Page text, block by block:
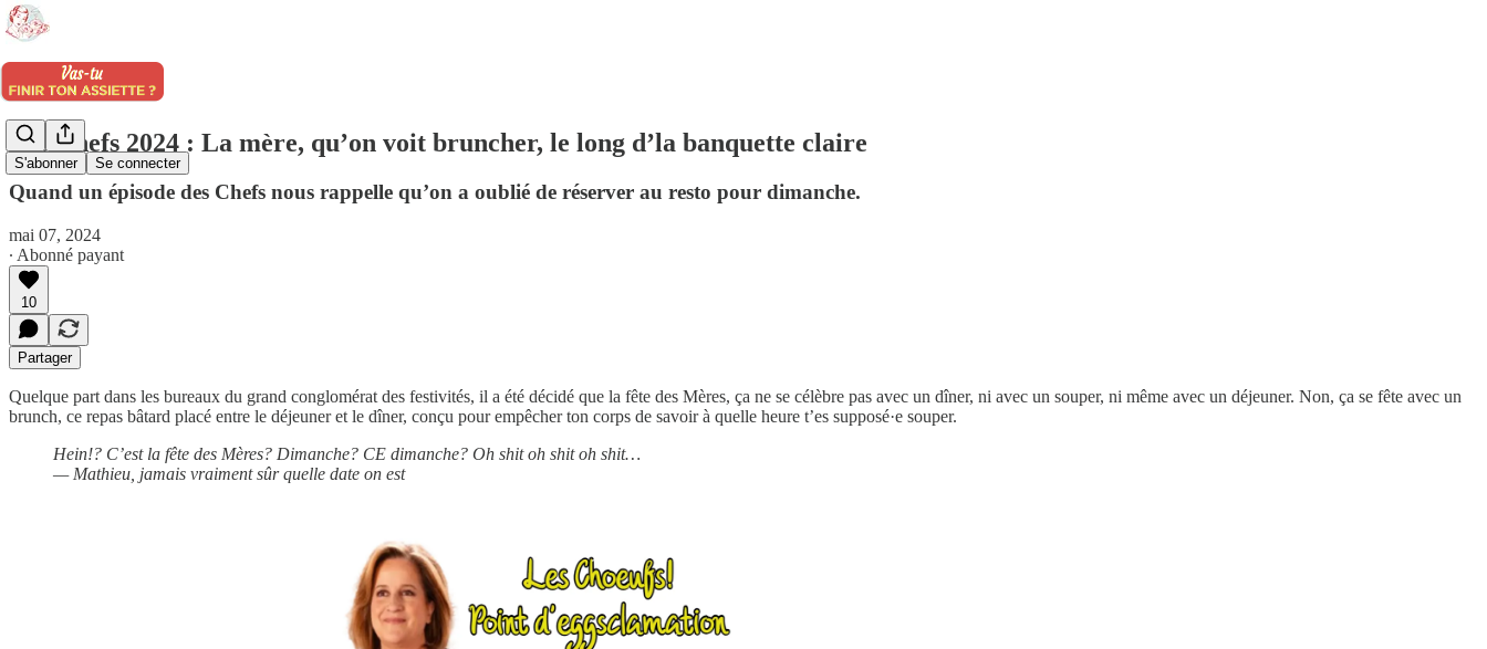
S'abonner Se connecter
Les Chefs 2024 : La mère, qu’on voit bruncher, le long d’la banquette claire
Quand un épisode des Chefs nous rappelle qu’on a oublié de réserver au resto pour dimanche.
mai 07, 2024
∙ Abonné payant
10
Partager
Quelque part dans les bureaux du grand conglomérat des festivités, il a été décidé que la fête des Mères, ça ne se célèbre pas avec un dîner, ni avec un souper, ni même avec un déjeuner. Non, ça se fête avec un
brunch, ce repas bâtard placé entre le déjeuner et le dîner, conçu pour empêcher ton corps de savoir à quelle heure t’es supposé·e souper.
Hein!? C’est la fête des Mères? Dimanche? CE dimanche? Oh shit oh shit oh shit…
— Mathieu, jamais vraiment sûr quelle date on est